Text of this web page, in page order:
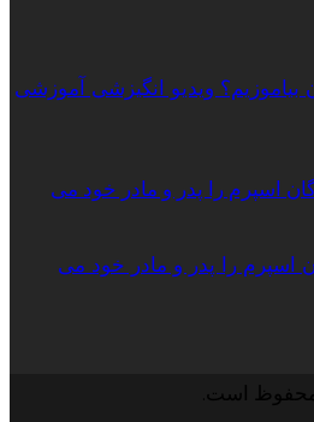
بیاموزیم؟ ویدیو انگیزشی آموزشی
اسپرم را پدر و مادر خود می
است.